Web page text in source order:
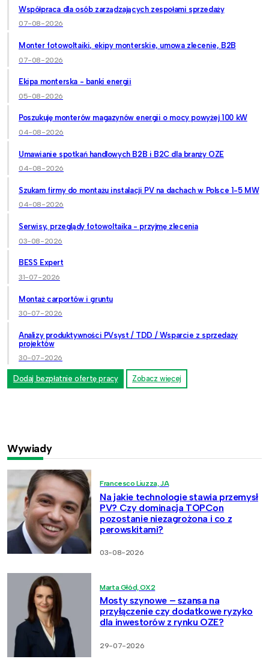
Współpraca dla osób zarządzających zespołami sprzedaży
07-08-2026
Monter fotowoltaiki, ekipy monterskie, umowa zlecenie, B2B
07-08-2026
Ekipa monterska - banki energii
05-08-2026
Poszukuję monterów magazynów energii o mocy powyżej 100 kW
04-08-2026
Umawianie spotkań handlowych B2B i B2C dla branży OZE
04-08-2026
Szukam firmy do montażu instalacji PV na dachach w Polsce 1-5 MW
04-08-2026
Serwisy, przeglądy fotowoltaika - przyjmę zlecenia
03-08-2026
BESS Expert
31-07-2026
Montaż carportów i gruntu
30-07-2026
Analizy produktywności PVsyst / TDD / Wsparcie z sprzedaży
projektów
30-07-2026
Dodaj bezpłatnie ofertę pracy Zobacz więcej
Wywiady
Francesco Liuzza, JA
Na jakie technologie stawia przemysł
PV? Czy dominacja TOPCon
pozostanie niezagrożona i co z
perowskitami?
03-08-2026
Marta Głód, OX2
Mosty szynowe – szansa na
przyłączenie czy dodatkowe ryzyko
dla inwestorów z rynku OZE?
29-07-2026